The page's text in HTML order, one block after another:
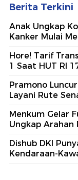
Berita Terkini
Anak Ungkap
Kanker Mulai
Hore! Tarif
1 Saat HUT RI
Pramono
Layani Rute
Menkum Gelar
Ungkap Arahan
Dishub DKI
Kendaraan-